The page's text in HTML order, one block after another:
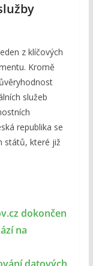
z klíčových
Kromě
služeb
republika se
států, které již
dokončen
na